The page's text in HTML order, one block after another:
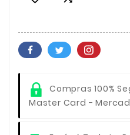
Compras 100%
Master Card -